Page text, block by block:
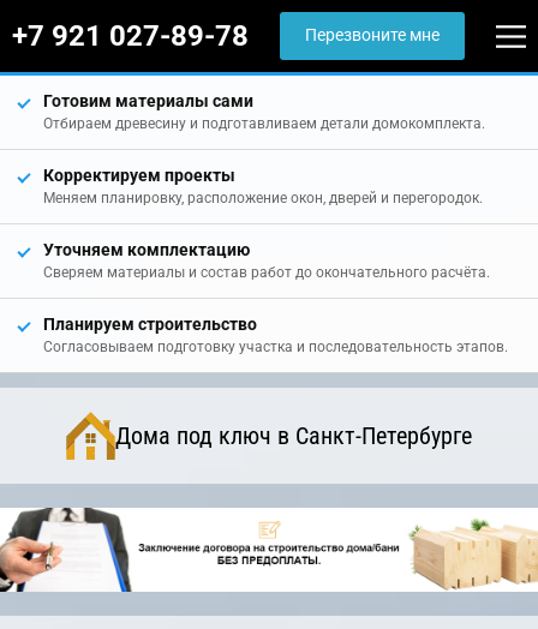
+7 921 027-89-78 Перезвоните мне
Готовим материалы сами
Отбираем древесину и подготавливаем детали домокомплекта.
Корректируем проекты
Меняем планировку, расположение окон, дверей и перегородок.
Уточняем комплектацию
Сверяем материалы и состав работ до окончательного расчёта.
Планируем строительство
Согласовываем подготовку участка и последовательность этапов.
Дома под ключ в Санкт-Петербурге